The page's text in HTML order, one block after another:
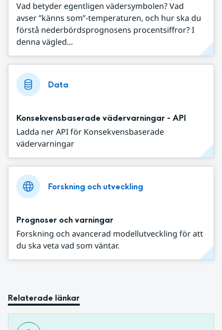
Vad betyder egentligen vädersymbolen? Vad
avser ”känns som”-temperaturen, och hur ska du
förstå nederbördsprognosens procentsiffror? I
denna vägled...
Data
Konsekvensbaserade vädervarningar - API
Ladda ner API för Konsekvensbaserade
vädervarningar
Forskning och utveckling
Prognoser och varningar
Forskning och avancerad modellutveckling för att
du ska veta vad som väntar.
Relaterade länkar